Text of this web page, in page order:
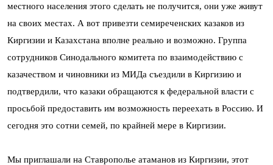
местного населения этого сделать не получится, они уже живут
на своих местах. А вот привезти семиреченских казаков из
Киргизии и Казахстана вполне реально и возможно. Группа
сотрудников Синодального комитета по взаимодействию с
казачеством и чиновники из МИДа съездили в Киргизию и
подтвердили, что казаки обращаются к федеральной власти с
просьбой предоставить им возможность переехать в Россию. И
сегодня это сотни семей, по крайней мере в Киргизии.
Мы приглашали на Ставрополье атаманов из Киргизии, этот